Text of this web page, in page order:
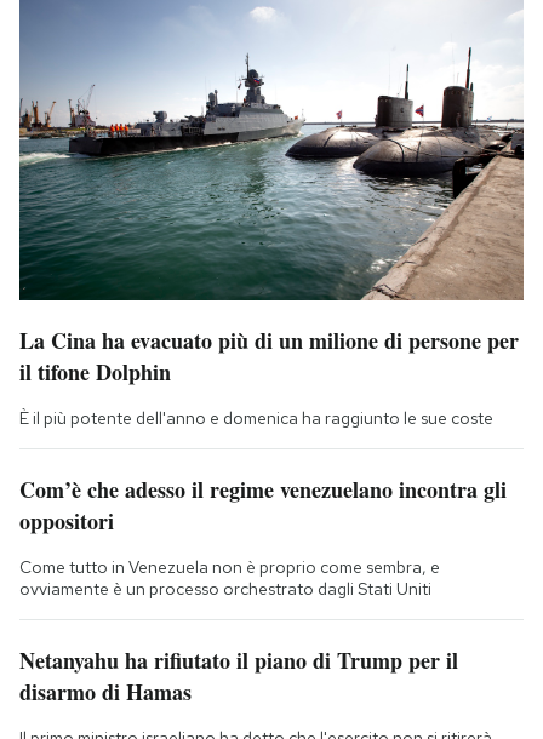
La Cina ha evacuato più di un milione di persone per
il tifone Dolphin
È il più potente dell'anno e domenica ha raggiunto le sue coste
Com’è che adesso il regime venezuelano incontra gli
oppositori
Come tutto in Venezuela non è proprio come sembra, e
ovviamente è un processo orchestrato dagli Stati Uniti
Netanyahu ha rifiutato il piano di Trump per il
disarmo di Hamas